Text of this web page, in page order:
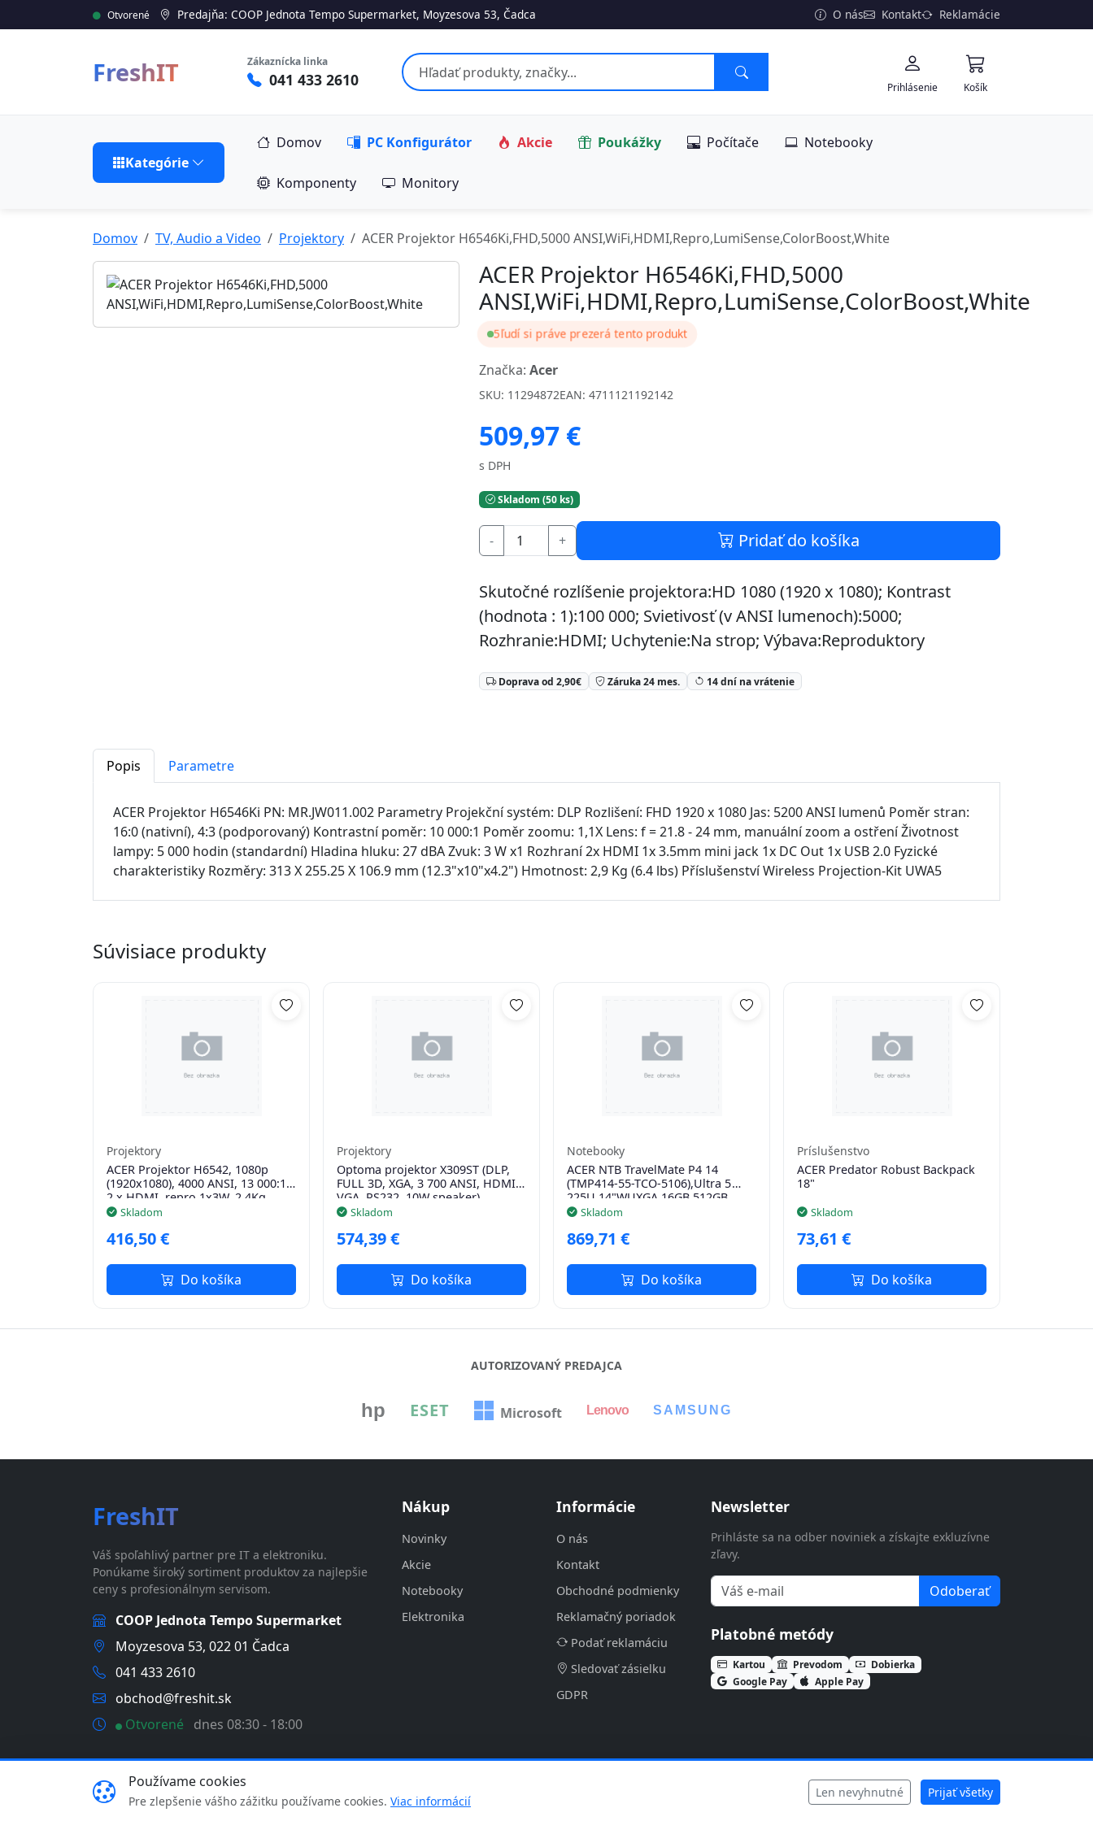
Otvorené Predajňa: COOP Jednota Tempo Supermarket, Moyzesova 53, Čadca O nás Kontakt Reklamácie
FreshIT Zákaznícka linka
041 433 2610 Prihlásenie Košík
Kategórie
Domov PC Konfigurátor Akcie Poukážky Počítače Notebooky
Komponenty Monitory
Domov TV, Audio a Video Projektory ACER Projektor H6546Ki,FHD,5000 ANSI,WiFi,HDMI,Repro,LumiSense,ColorBoost,White
ACER Projektor H6546Ki,FHD,5000
ANSI,WiFi,HDMI,Repro,LumiSense,ColorBoost,White
5ľudí si práve prezerá tento produkt
Značka: Acer
SKU: 11294872EAN: 4711121192142
509,97 €
s DPH
Skladom (50 ks)
- + Pridať do košíka
Skutočné rozlíšenie projektora:HD 1080 (1920 x 1080); Kontrast
(hodnota : 1):100 000; Svietivosť (v ANSI lumenoch):5000;
Rozhranie:HDMI; Uchytenie:Na strop; Výbava:Reproduktory
Doprava od 2,90€ Záruka 24 mes. 14 dní na vrátenie
Popis Parametre
ACER Projektor H6546Ki PN: MR.JW011.002 Parametry Projekční systém: DLP Rozlišení: FHD 1920 x 1080 Jas: 5200 ANSI lumenů Poměr stran:
16:0 (nativní), 4:3 (podporovaný) Kontrastní poměr: 10 000:1 Poměr zoomu: 1,1X Lens: f = 21.8 - 24 mm, manuální zoom a ostření Životnost
lampy: 5 000 hodin (standardní) Hladina hluku: 27 dBA Zvuk: 3 W x1 Rozhraní 2x HDMI 1x 3.5mm mini jack 1x DC Out 1x USB 2.0 Fyzické
charakteristiky Rozměry: 313 X 255.25 X 106.9 mm (12.3"x10"x4.2") Hmotnost: 2,9 Kg (6.4 lbs) Příslušenství Wireless Projection-Kit UWA5
Súvisiace produkty
Projektory
ACER Projektor H6542, 1080p
(1920x1080), 4000 ANSI, 13 000:1,
2 x HDMI, repro 1x3W, 2.4Kg,
LumiSense, ColorBoost 3D
Skladom
416,50 €
Do košíka
Projektory
Optoma projektor X309ST (DLP,
FULL 3D, XGA, 3 700 ANSI, HDMI,
VGA, RS232, 10W speaker)
Skladom
574,39 €
Do košíka
Notebooky
ACER NTB TravelMate P4 14
(TMP414-55-TCO-5106),Ultra 5
225U,14"WUXGA,16GB,512GB
SSD,Intel,W11P,Blue
Skladom
869,71 €
Do košíka
Príslušenstvo
ACER Predator Robust Backpack
18"
Skladom
73,61 €
Do košíka
AUTORIZOVANÝ PREDAJCA
hp ESET Microsoft Lenovo SAMSUNG
FreshIT
Váš spoľahlivý partner pre IT a elektroniku.
Ponúkame široký sortiment produktov za najlepšie
ceny s profesionálnym servisom.
COOP Jednota Tempo Supermarket
Moyzesova 53, 022 01 Čadca
041 433 2610
obchod@freshit.sk
Otvorené
dnes 08:30 - 18:00
Nákup
Novinky
Akcie
Notebooky
Elektronika
Informácie
O nás
Kontakt
Obchodné podmienky
Reklamačný poriadok
Podať reklamáciu
Sledovať zásielku
GDPR
Newsletter
Prihláste sa na odber noviniek a získajte exkluzívne
zľavy.
Odoberať
Platobné metódy
Kartou Prevodom
Dobierka
Google Pay
Apple Pay
© 2026 FreshIT - MP Comp s.r.o. | IČO: 46358935 | v2.3.7 Ochrana súkromiaCookies
Používame cookies
Pre zlepšenie vášho zážitku používame cookies. Viac informácií
Len nevyhnutné Prijať všetky